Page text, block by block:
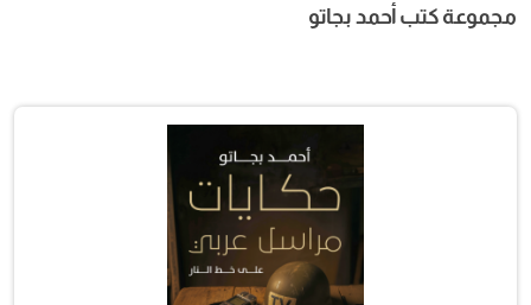
مجموعة كتب أحمد بجاتو